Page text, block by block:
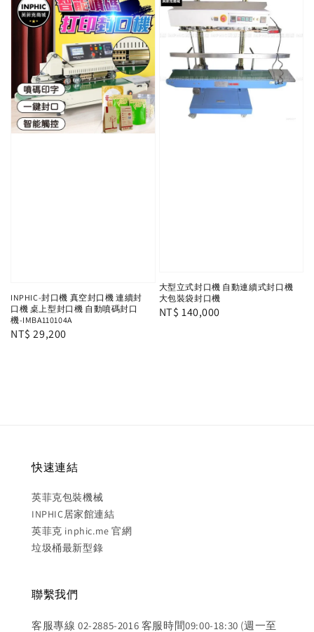
INPHIC-封口機 真空封口機 連續封
口機 桌上型封口機 自動噴碼封口
機-IMBA110104A
Regular
NT$ 29,200
大型立式封口機 自動連續式封口機
大包裝袋封口機
Regular
NT$ 140,000
快速連結
英菲克包裝機械
INPHIC居家館連結
英菲克 inphic.me 官網
垃圾桶最新型錄
聯繫我們
客服專線 02-2885-2016 客服時間09:00-18:30 (週一至